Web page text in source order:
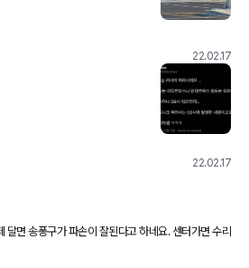
22.02.17
22.02.17
달면 송퐁구가 파손이 잘된다고 하네요. 센터가면 수리
방향제도 문제가 될까요? 팁 들 있으시면 공유해주